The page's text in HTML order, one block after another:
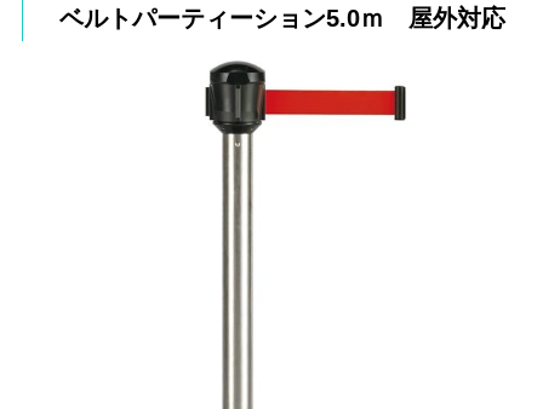
ベルトパーティーション5.0ｍ 屋外対応